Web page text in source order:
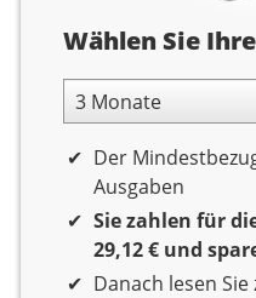
Abolaufzeit
Wählen Sie
3 Monate Laufzeit
Der
Ausgaben
Sie zahlen für
29,12 € und
Danach lesen